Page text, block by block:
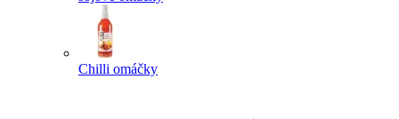
Chilli omáčky